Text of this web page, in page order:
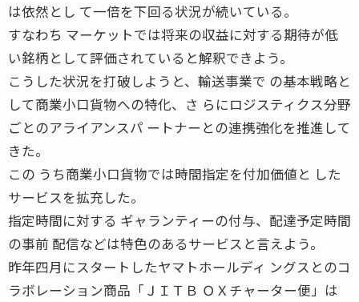
は依然とし て一倍を下回る状況が続いている。
すなわち マーケットでは将来の収益に対する期待が低
い銘柄として評価されていると解釈できよう。
こうした状況を打破しようと、輸送事業で の基本戦略と
して商業小口貨物への特化、さ らにロジスティクス分野
ごとのアライアンスパ ートナーとの連携強化を推進して
きた。
この うち商業小口貨物では時間指定を付加価値と した
サービスを拡充した。
指定時間に対する ギャランティーの付与、配達予定時間
の事前 配信などは特色のあるサービスと言えよう。
昨年四月にスタートしたヤマトホールディ ングスとのコ
ラボレーション商品「ＪＩＴＢ ＯＸチャーター便」は